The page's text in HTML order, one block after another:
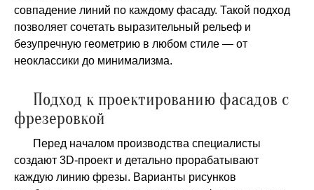
совпадение линий по каждому фасаду. Такой подход
позволяет сочетать выразительный рельеф и
безупречную геометрию в любом стиле — от
неоклассики до минимализма.
Подход к проектированию фасадов с
фрезеровкой
Перед началом производства специалисты
создают 3D‑проект и детально прорабатывают
каждую линию фрезы. Варианты рисунков